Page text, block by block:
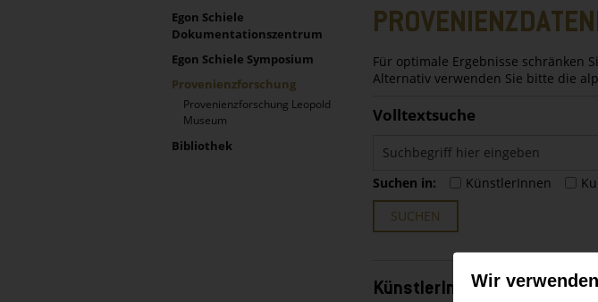
Wir
Sidebar
UNTERNAVIGATION
Egon Schiele
Dokumentationszentrum
Egon Schiele Symposium
Provenienzforschung
Provenienzforschung Leopold
Museum
Bibliothek
Für optimale Ergebnisse schränken
Alternativ verwenden Sie bitte die
Volltextsuche
Suchen in: KünstlerInnen
SUCHEN
KünstlerInnen alphabetisch